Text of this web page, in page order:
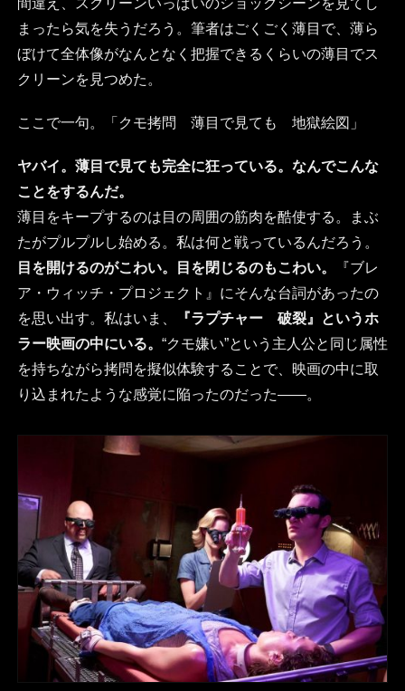
まったら気を失うだろう。筆者はごくごく薄目で、薄ら
ぼけて全体像がなんとなく把握できるくらいの薄目でス
クリーンを見つめた。
ここで一句。「クモ拷問 薄目で見ても 地獄絵図」
ヤバイ。薄目で見ても完全に狂っている。なんでこんな
ことをするんだ。
薄目をキープするのは目の周囲の筋肉を酷使する。まぶ
たがプルプルし始める。私は何と戦っているんだろう。
目を開けるのがこわい。目を閉じるのもこわい。
『ブレ
ア・ウィッチ・プロジェクト』にそんな台詞があったの
を思い出す。私はいま、
『ラプチャー 破裂』というホ
ラー映画の中にいる。 “クモ嫌い”という主人公と同じ属性
を持ちながら拷問を擬似体験することで、映画の中に取
り込まれたような感覚に陥ったのだった――。